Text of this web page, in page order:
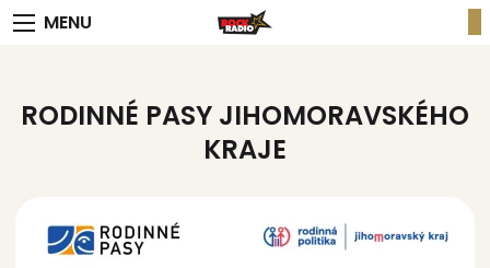
MENU
RODINNÉ PASY JIHOMORAVSKÉHO
KRAJE